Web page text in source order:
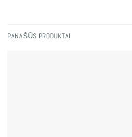
PANAŠŪS PRODUKTAI